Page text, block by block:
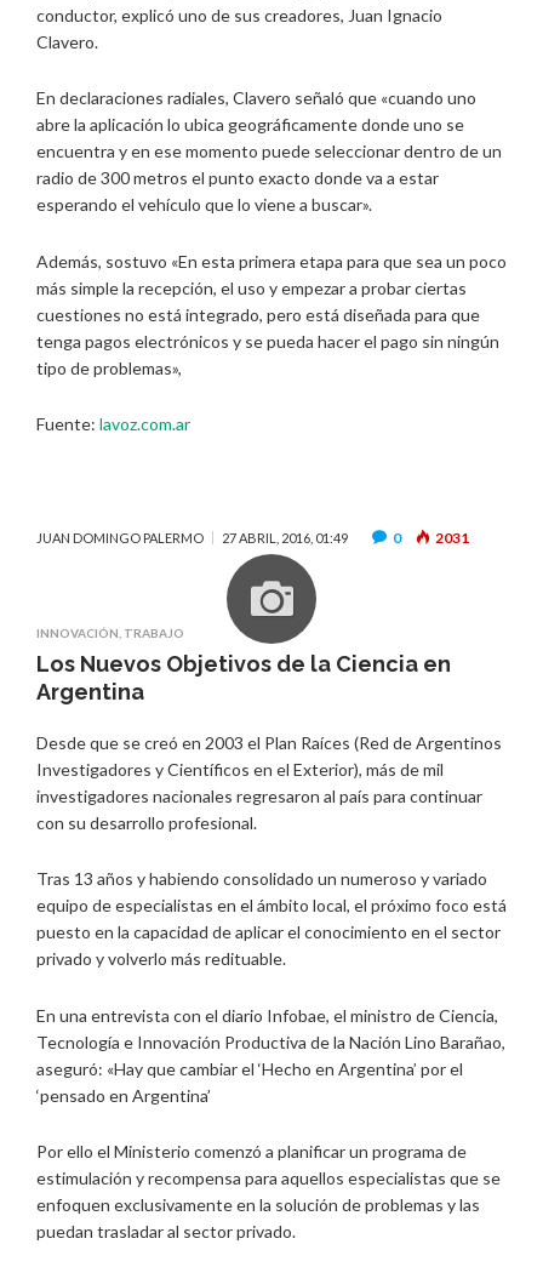
conductor, explicó uno de sus creadores, Juan Ignacio
Clavero.
En declaraciones radiales, Clavero señaló que «cuando uno
abre la aplicación lo ubica geográficamente donde uno se
encuentra y en ese momento puede seleccionar dentro de un
radio de 300 metros el punto exacto donde va a estar
esperando el vehículo que lo viene a buscar».
Además, sostuvo «En esta primera etapa para que sea un poco
más simple la recepción, el uso y empezar a probar ciertas
cuestiones no está integrado, pero está diseñada para que
tenga pagos electrónicos y se pueda hacer el pago sin ningún
tipo de problemas»,
Fuente: lavoz.com.ar
JUAN DOMINGO PALERMO 27 ABRIL, 2016, 01:49 0 2031
INNOVACIÓN TRABAJO
Los Nuevos Objetivos de la Ciencia en
Argentina
Desde que se creó en 2003 el Plan Raíces (Red de Argentinos
Investigadores y Científicos en el Exterior), más de mil
investigadores nacionales regresaron al país para continuar
con su desarrollo profesional.
Tras 13 años y habiendo consolidado un numeroso y variado
equipo de especialistas en el ámbito local, el próximo foco está
puesto en la capacidad de aplicar el conocimiento en el sector
privado y volverlo más redituable.
En una entrevista con el diario Infobae, el ministro de Ciencia,
Tecnología e Innovación Productiva de la Nación Lino Barañao,
aseguró: «Hay que cambiar el ‘Hecho en Argentina’ por el
‘pensado en Argentina’
Por ello el Ministerio comenzó a planificar un programa de
estimulación y recompensa para aquellos especialistas que se
enfoquen exclusivamente en la solución de problemas y las
puedan trasladar al sector privado.